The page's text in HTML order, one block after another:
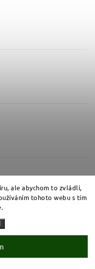
ale abychom to zvládli,
tohoto webu s tím